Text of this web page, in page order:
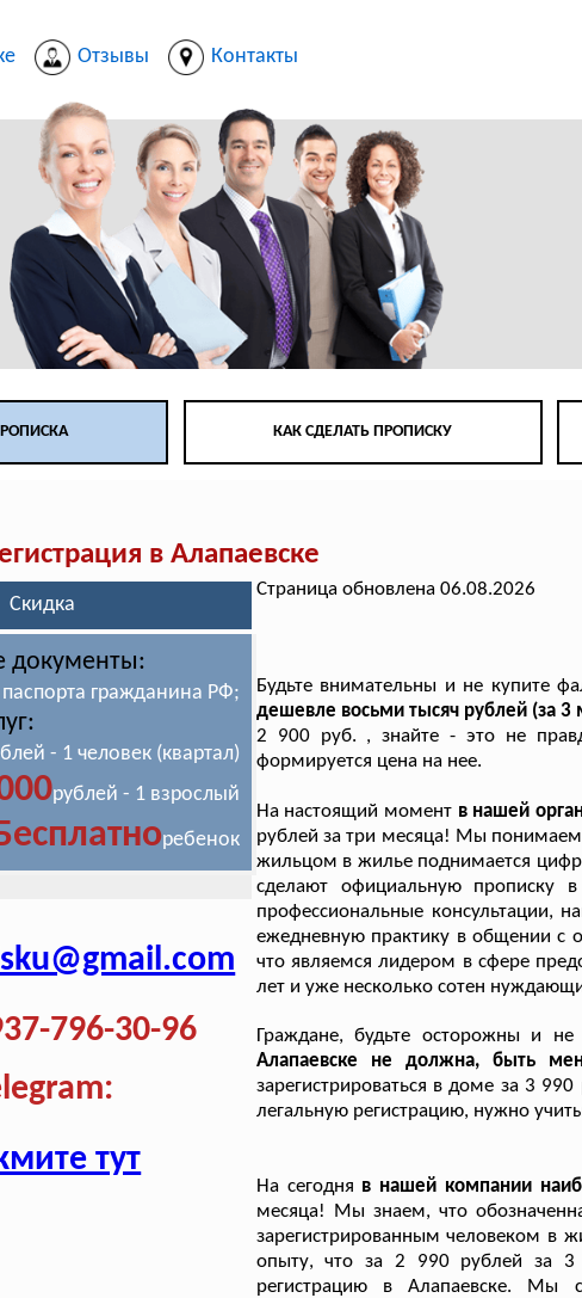
Отзывы Контакты
КАК СДЕЛАТЬ ПРОПИСКУ
в Алапаевске
Скидка
документы:
гражданина РФ;
- 1 человек (квартал)
рублей - 1 взрослый
ребенок
796-30-96
тут
Страница обновлена 06.08.2026
Будьте внимательны и не купите
дешевле восьми тысяч рублей (за 3
2 900 руб. , знайте - это не
формируется цена на нее.
На настоящий моментв нашей
рублей за три месяца! Мы
жильцом в жилье поднимается
сделают официальную прописку
профессиональные консультации,
ежедневную практику в общении с
что являемся лидером в сфере
лет и уже несколько сотен
Граждане, будьте осторожны и
Алапаевске не должна, быть
зарегистрироваться в доме за 3
легальную регистрацию, нужно
На сегодня в нашей компании
месяца! Мы знаем, что
зарегистрированным человеком в
опыту, что за 2 990 рублей за 3
регистрацию в Алапаевске. Мы